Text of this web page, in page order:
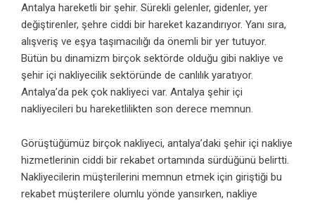
Antalya hareketli bir şehir. Sürekli gelenler, gidenler, yer
değiştirenler, şehre ciddi bir hareket kazandırıyor. Yanı sıra,
alışveriş ve eşya taşımacılığı da önemli bir yer tutuyor.
Bütün bu dinamizm birçok sektörde olduğu gibi nakliye ve
şehir içi nakliyecilik sektöründe de canlılık yaratıyor.
Antalya’da pek çok nakliyeci var. Antalya şehir içi
nakliyecileri bu hareketlilikten son derece memnun.
Görüştüğümüz birçok nakliyeci, antalya’daki şehir içi nakliye
hizmetlerinin ciddi bir rekabet ortamında sürdüğünü belirtti.
Nakliyecilerin müşterilerini memnun etmek için giriştiği bu
rekabet müşterilere olumlu yönde yansırken, nakliye